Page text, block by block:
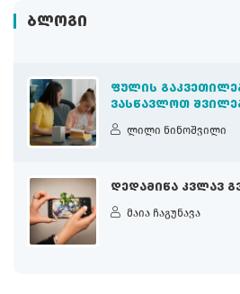
ᲑᲚᲝᲒᲘ
ᲤᲣᲚᲘᲡ
ᲕᲐᲡᲬᲐᲕᲚᲝᲗ
ლილი ნინოშვილი
ᲓᲔᲓᲐᲛᲘᲬᲐ ᲙᲕᲚᲐᲕ
მაია ჩაგუნავა